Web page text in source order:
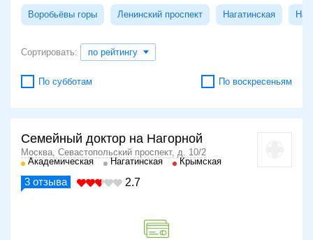
Воробьёвы горы Ленинский проспект Нагатинская
Сортировать: по рейтингу
По субботам По воскресеньям
Семейный доктор на Нагорной
Москва, Севастопольский проспект, д. 10/2
Академическая
Нагатинская Крымская
3 отзыва 2.7